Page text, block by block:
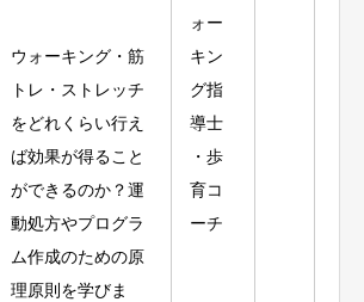
ウォーキング・筋
トレ・ストレッチ
をどれくらい行え
ば効果が得ること
ができるのか？運
動処方やプログラ
ム作成のための原
理原則を学びま
ォー
キン
グ指
導士
・歩
育コ
ーチ